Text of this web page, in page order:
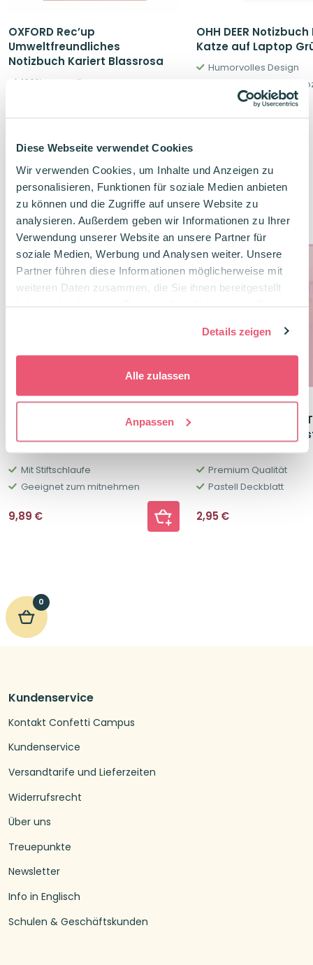
Diese Webseite verwendet Cookies
Wir verwenden Cookies, um Inhalte und Anzeigen zu
personalisieren, Funktionen für soziale Medien anbieten
zu können und die Zugriffe auf unsere Website zu
analysieren. Außerdem geben wir Informationen zu Ihrer
Verwendung unserer Website an unsere Partner für
soziale Medien, Werbung und Analysen weiter. Unsere
Partner führen diese Informationen möglicherweise mit
weiteren Daten zusammen, die Sie ihnen bereitgestellt
Details zeigen
Alle zulassen
Anpassen
OXFORD Rec’up
Umweltfreundliches
Notizbuch Kariert Blassrosa
100% recycelt
OHH DEER
Katze auf Laptop
Humorvolles Design
Umweltfreundlich &
Verwandte Produkte
BRUNNEN Ringordner Wave
Mit Stiftschlaufe
Geeignet zum mitnehmen
9,89 €
BRUNNEN PREMIUM
Collegeblock A4
Premium Qualität
Pastell Deckblatt
2,95 €
0
Kundenservice
Kontakt Confetti Campus
Kundenservice
Versandtarife und Lieferzeiten
Widerrufsrecht
Über uns
Treuepunkte
Newsletter
Info in Englisch
Schulen & Geschäftskunden